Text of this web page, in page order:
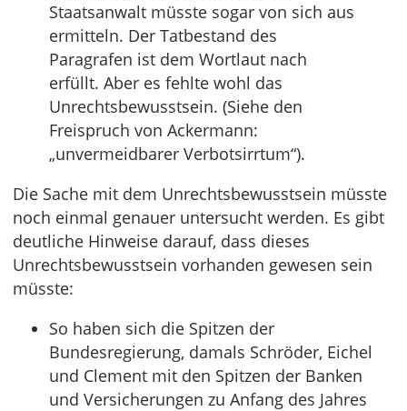
Staatsanwalt müsste sogar von sich aus
ermitteln. Der Tatbestand des
Paragrafen ist dem Wortlaut nach
erfüllt. Aber es fehlte wohl das
Unrechtsbewusstsein. (Siehe den
Freispruch von Ackermann:
„unvermeidbarer Verbotsirrtum“).
Die Sache mit dem Unrechtsbewusstsein müsste
noch einmal genauer untersucht werden. Es gibt
deutliche Hinweise darauf, dass dieses
Unrechtsbewusstsein vorhanden gewesen sein
müsste:
So haben sich die Spitzen der
Bundesregierung, damals Schröder, Eichel
und Clement mit den Spitzen der Banken
und Versicherungen zu Anfang des Jahres